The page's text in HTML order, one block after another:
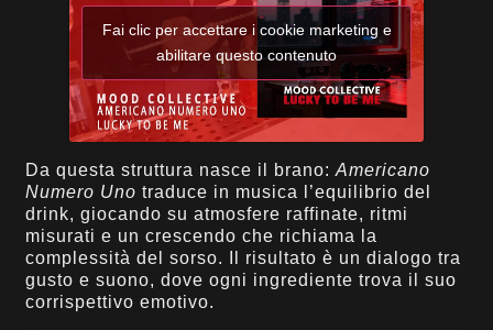
Fai clic per accettare i cookie marketing e
abilitare questo contenuto
Da questa struttura nasce il brano:Americano
Numero Uno traduce in musica l’equilibrio del
drink, giocando su atmosfere raffinate, ritmi
misurati e un crescendo che richiama la
complessità del sorso. Il risultato è un dialogo tra
gusto e suono, dove ogni ingrediente trova il suo
corrispettivo emotivo.